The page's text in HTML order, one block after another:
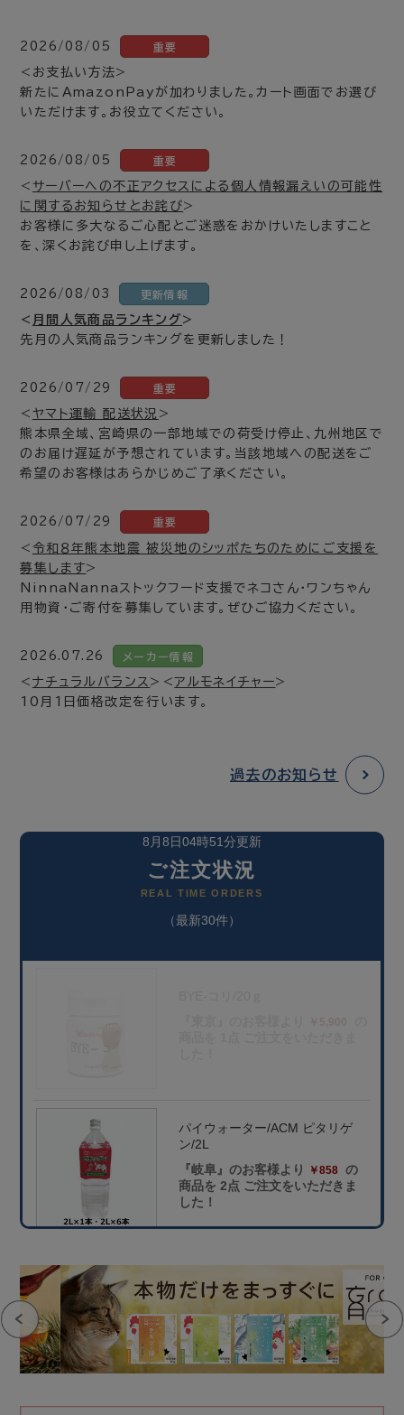
2026/08/05 重要
<お支払い方法>
新たにAmazonPayが加わりました。カート画面でお選び
いただけます。お役立てください。
2026/08/05 重要
< サーバーへの不正アクセスによる個人情報漏えいの可能性
に関するお知らせとお詫び>
お客様に多大なるご心配とご迷惑をおかけいたしますこと
を、深くお詫び申し上げます。
2026/08/03 更新情報
< 月間人気商品ランキング >
先月の人気商品ランキングを更新しました！
2026/07/29 重要
< ヤマト運輸 配送状況 >
熊本県全域、宮崎県の一部地域での荷受け停止、九州地区で
のお届け遅延が予想されています。当該地域への配送をご
希望のお客様はあらかじめご了承ください。
2026/07/29 重要
< 令和８年熊本地震 被災地のシッポたちのためにご支援を
募集します>
NinnaNannaストックフード支援でネコさん・ワンちゃん
用物資・ご寄付を募集しています。ぜひご協力ください。
2026.07.26 メーカー情報
< ナチュラルバランス ><アルモネイチャー>
10月1日価格改定を行います。
過去のお知らせ